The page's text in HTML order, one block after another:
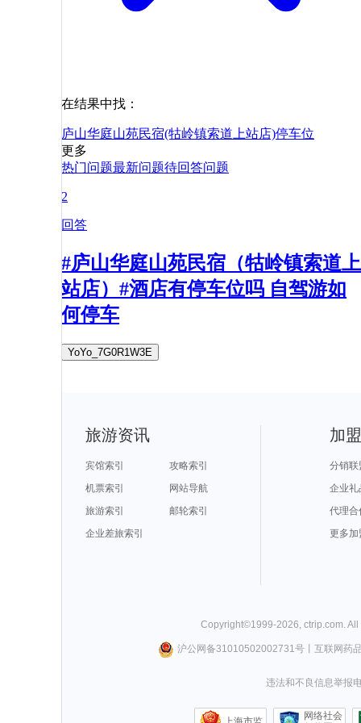
在结果中找：
庐山华庭山苑民宿(牯岭镇索道上站店)停车位
更多
热门问题最新问题待回答问题
2
回答
#庐山华庭山苑民宿（牯岭镇索道上
站店）#酒店有停车位吗 自驾游如
何停车
YoYo_7G0R1W3E
旅游资讯
宾馆索引
攻略索引
机票索引
网站导航
旅游索引
邮轮索引
企业差旅索引
加
分销联
企业礼
代理合
更多加
Copyright©1999-2026 ctrip.com .
沪公网备31010502002731号丨 互联网药
违法和不良信息举报
网络社会